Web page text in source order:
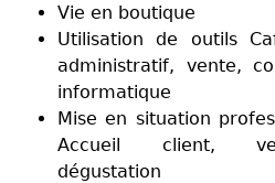
Vie en boutique
Utilisation de outils
administratif, vente,
informatique
Mise en situation
Accueil client,
dégustation